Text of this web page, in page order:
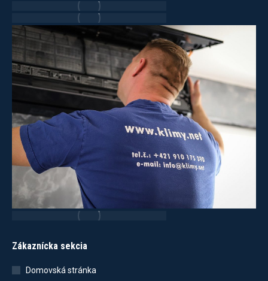
Zákaznícka sekcia
Domovská stránka